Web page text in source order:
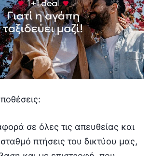
σε όλες τις απευθείας και
πτήσεις του δικτύου μας,